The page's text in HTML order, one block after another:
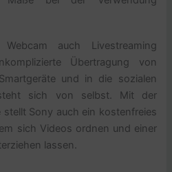
auch Livestreaming
Übertragung von
und in die sozialen
sich von selbst. Mit der
Sony auch ein kostenfreies
sich Videos ordnen und einer
lassen.